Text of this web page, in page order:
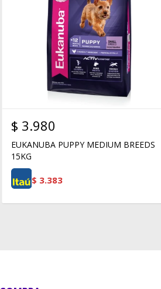
$ 3.980
EUKANUBA PUPPY MEDIUM BREEDS
15KG
$ 3.383